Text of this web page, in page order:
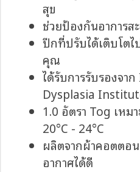
สุข
ช่วยป้องกันอาการส
ปีกที่ปรับได้เติบโต
คุณ
ได้รับการรับรองจ
Dysplasia
1.0 อัตรา Tog เห
20°C - 24°C
ผลิตจากผ้าคอตตอ
อากาศได้ดี